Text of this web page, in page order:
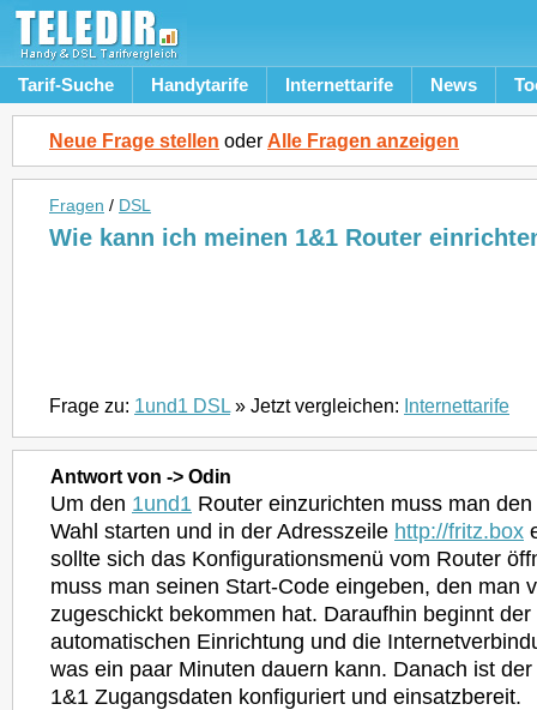
Tarif-Suche Handytarife Internettarife News
Neue Frage stellen oder Alle Fragen anzeigen
Fragen / DSL
Wie kann ich meinen 1&1 Router
Frage zu: 1und1 DSL » Jetzt vergleichen: Internettarife
Antwort von -> Odin
Um den 1und1 Router einzurichten muss man
Wahl starten und in der Adresszeile http://fritz.box
sollte sich das Konfigurationsmenü vom Router
muss man seinen Start-Code eingeben, den man
zugeschickt bekommen hat. Daraufhin beginnt
automatischen Einrichtung und die
was ein paar Minuten dauern kann. Danach ist
1&1 Zugangsdaten konfiguriert und einsatzbereit.